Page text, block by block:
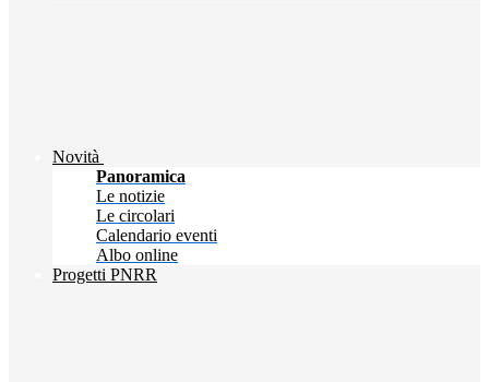
Novità
Panoramica
Le notizie
Le circolari
Calendario eventi
Albo online
Progetti PNRR